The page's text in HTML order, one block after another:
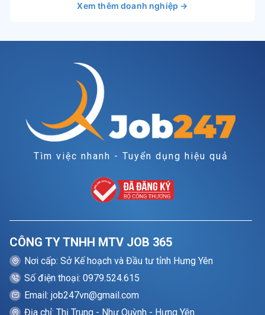
Xem thêm doanh nghiệp →
Tìm việc nhanh - Tuyển dụng hiệu quả
CÔNG TY TNHH MTV JOB 365
Nơi cấp: Sở Kế hoạch và Đầu tư tỉnh Hưng Yên
Số điện thoại: 0979.524.615
Email: job247vn@gmail.com
Địa chỉ: Thị Trung - Như Quỳnh - Hưng Yên